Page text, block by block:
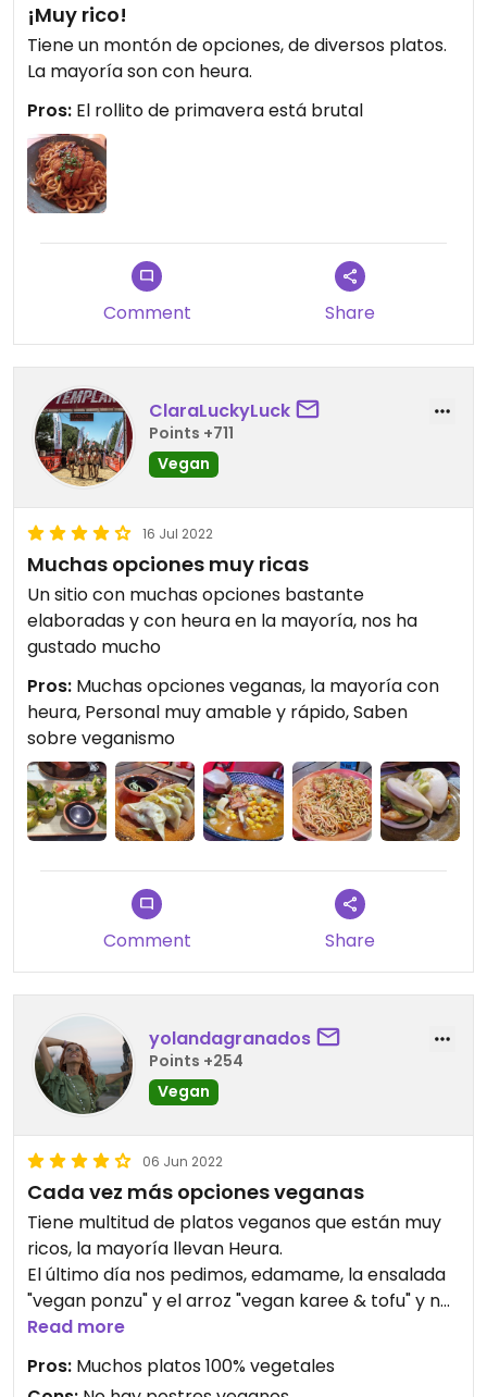
¡Muy rico!
Tiene un montón de opciones, de diversos platos.
La mayoría son con heura.
Pros: El rollito de primavera está brutal
Comment Share
ClaraLuckyLuck
Points +711
Vegan
16 Jul 2022
Muchas opciones muy ricas
Un sitio con muchas opciones bastante
elaboradas y con heura en la mayoría, nos ha
gustado mucho
Pros: Muchas opciones veganas, la mayoría con
heura, Personal muy amable y rápido, Saben
sobre veganismo
Comment Share
yolandagranados
Points +254
Vegan
06 Jun 2022
Cada vez más opciones veganas
Tiene multitud de platos veganos que están muy
ricos, la mayoría llevan Heura.
El último día nos pedimos, edamame, la ensalada
"vegan ponzu" y el arroz "vegan karee & tofu" y nos
gustaron mucho. También en otras
ocasioneshemos probado el ramen, las yozas, y
varios tipos de fideos y todo genial.
Read more
Pros: Muchos platos 100% vegetales